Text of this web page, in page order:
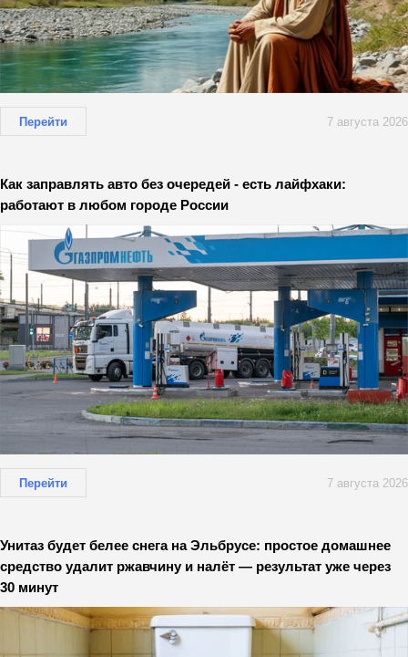
Перейти 7 августа 2026
Как заправлять авто без очередей - есть лайфхаки:
работают в любом городе России
Перейти 7 августа 2026
Унитаз будет белее снега на Эльбрусе: простое домашнее
средство удалит ржавчину и налёт — результат уже через
30 минут